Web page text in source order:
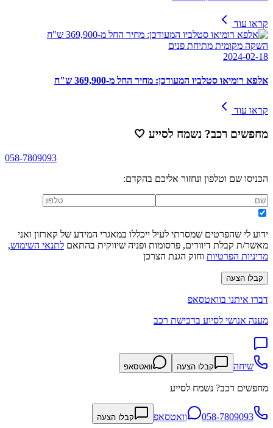
קראו עוד
השקה מקומית מתיחת פנים
2024-02-18
אלפא רומיאו סטלביו המעודכן: מחיר החל מ-369,900 ש"ח
קראו עוד
מחפשים רכב? נשמח לסייע 🤍
058-7809093
הכניסו שם וטלפון ונחזור אליכם בהקדם:
ידוע לי שהפרטים שמסרתי לעיל ייכללו במאגרי המידע של קארזון ואני
מאשר/ת קבלת דיוורים, פרסומות ופניה שיווקית בהתאם לתנאי השימוש,
מדיניות הפרטיות וחוק הגנת הצרכן
קבלו הצעה
דברו איתנו בוואטסאפ
מענה אנושי לסיוע ברכישת רכב
שיחה קבלו הצעה וואטסאפ
מחפשים רכב? נשמח לסייע
058-7809093 וואטסאפ קבלו הצעה